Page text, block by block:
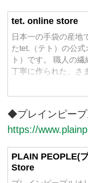
tet. online store
日本一の手袋の産地
たtet.（テト）の公
ト）です。 職人の
丁寧に作られた、さ
こだわりのハンドケ
◆プレインピープ
https://
PLAIN PEOPLE(
Store